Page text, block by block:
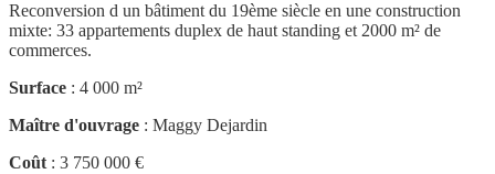
Reconversion d un bâtiment du 19ème siècle en une construction
mixte: 33 appartements duplex de haut standing et 2000 m² de
commerces.
Surface : 4 000 m²
Maître d'ouvrage : Maggy Dejardin
Coût : 3 750 000 €